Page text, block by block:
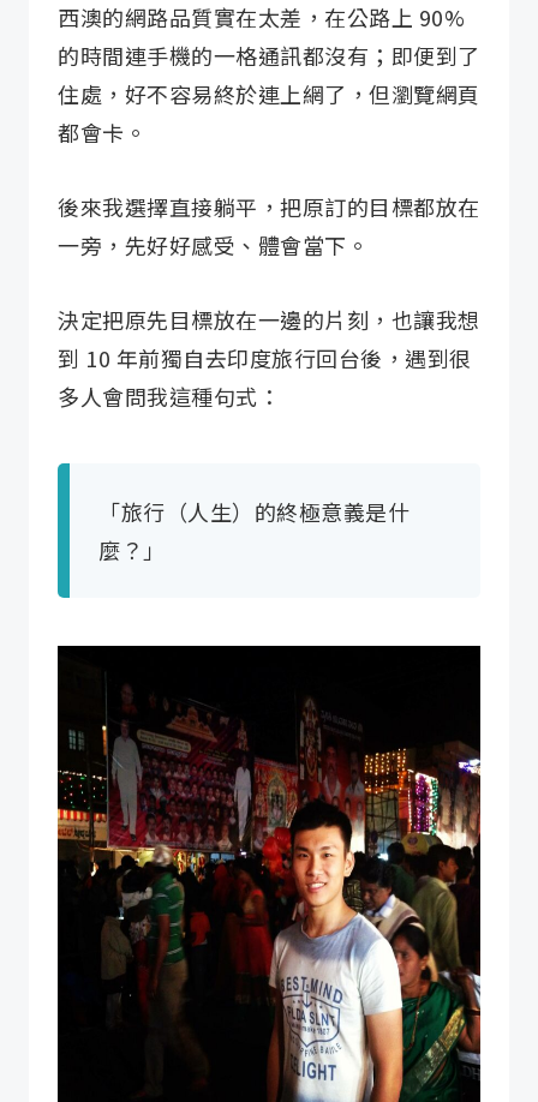
西澳的網路品質實在太差，在公路上 90%
的時間連手機的一格通訊都沒有；即便到了
住處，好不容易終於連上網了，但瀏覽網頁
都會卡。
後來我選擇直接躺平，把原訂的目標都放在
一旁，先好好感受、體會當下。
決定把原先目標放在一邊的片刻，也讓我想
到 10 年前獨自去印度旅行回台後，遇到很
多人會問我這種句式：
「旅行（人生）的終極意義是什
麼？」